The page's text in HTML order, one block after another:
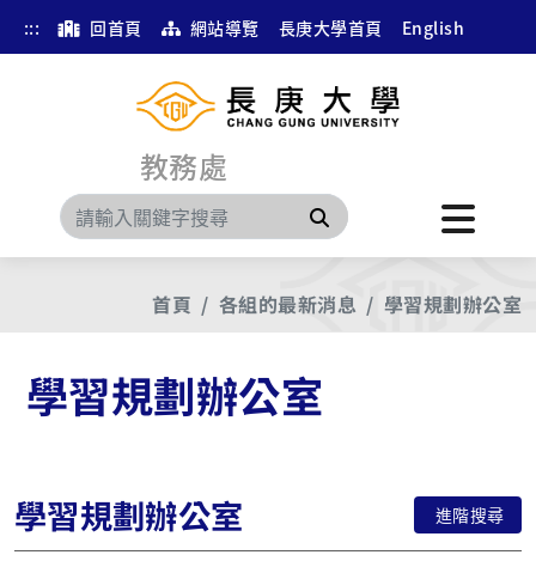
::: 回首頁 網站導覽 長庚大學首頁 English
教務處
搜尋
首頁 各組的最新消息 學習規劃辦公室
學習規劃辦公室
學習規劃辦公室 進階搜尋